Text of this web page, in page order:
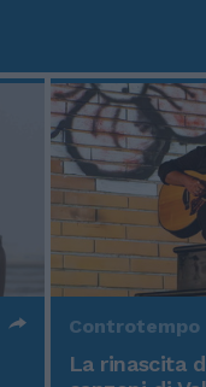
Controtempo
La rinascita